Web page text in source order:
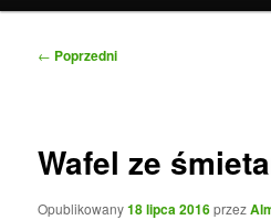
Nawigacja
← Poprzedni
Wafel ze
Opublikowany18 lipca 2016przez